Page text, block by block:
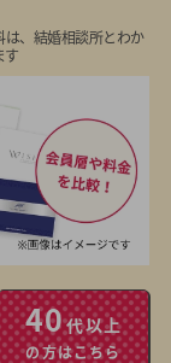
、結婚相談所とわか
す
40代以上
の方はこちら